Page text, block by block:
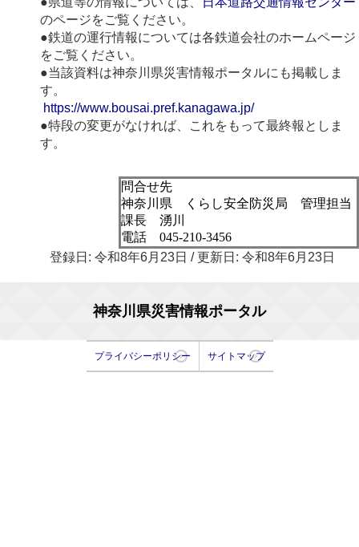
のページをご覧ください。
●鉄道の運行情報については各鉄道会社のホームページ
をご覧ください。
●当該資料は神奈川県災害情報ポータルにも掲載しま
す。
https://www.bousai.pref.kanagawa.jp/
●特段の変更がなければ、これをもって最終報としま
す。
問合せ先
神奈川県 くらし安全防災局 管理担当
課長 湧川
電話 045-210-3456
登録日: 令和8年6月23日 / 更新日: 令和8年6月23日
神奈川県災害情報ポータル
プライバシーポリシー サイトマップ